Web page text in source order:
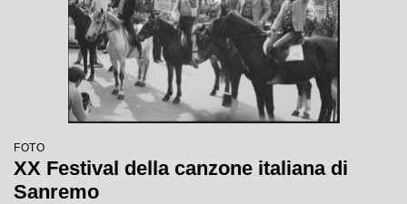
FOTO
XX Festival della canzone italiana di
Sanremo